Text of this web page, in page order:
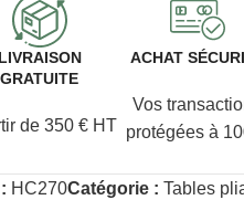
LIVRAISON
GRATUITE
de 350 € HT
ACHAT
Vos
protégées à
HC270Catégorie : Tables